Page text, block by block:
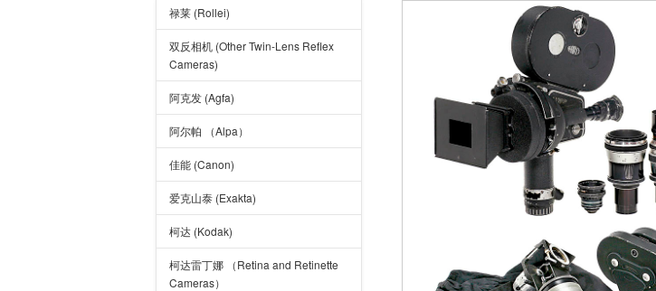
禄莱 (Rollei)
双反相机 (Other Twin-Lens Reflex
Cameras)
阿克发 (Agfa)
阿尔帕 （Alpa）
佳能 (Canon)
爱克山泰 (Exakta)
柯达 (Kodak)
柯达雷丁娜 （Retina and Retinette
Cameras）